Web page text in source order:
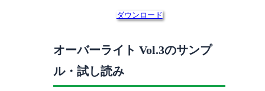
ダウンロード
オーバーライト Vol.3のサンプ
ル・試し読み